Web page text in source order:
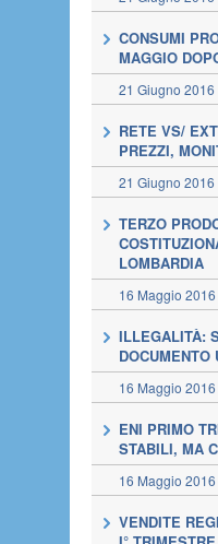
CONSUMI
MAGGIO
21 Giugno 2016
RETE VS/
PREZZI,
21 Giugno 2016
TERZO
LOMBARDIA
16 Maggio 2016
ILLEGALITÀ:
DOCUMENTO
16 Maggio 2016
ENI PRIMO
STABILI, MA
16 Maggio 2016
VENDITE